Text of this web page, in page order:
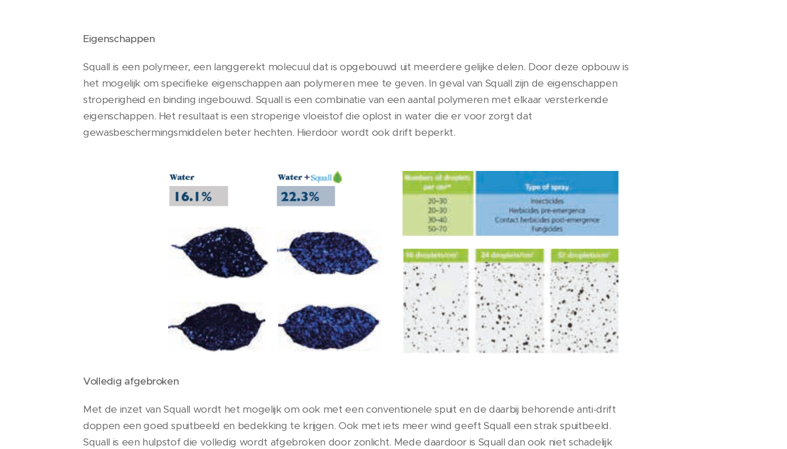
Eigenschappen
Squall is een polymeer, een langgerekt molecuul dat is opgebouwd uit meerdere gelijke delen. Door deze opbouw is
het mogelijk om specifieke eigenschappen aan polymeren mee te geven. In geval van Squall zijn de eigenschappen
stroperigheid en binding ingebouwd. Squall is een combinatie van een aantal polymeren met elkaar versterkende
eigenschappen. Het resultaat is een stroperige vloeistof die oplost in water die er voor zorgt dat
gewasbeschermingsmiddelen beter hechten. Hierdoor wordt ook drift beperkt.
Volledig afgebroken
Met de inzet van Squall wordt het mogelijk om ook met een conventionele spuit en de daarbij behorende anti-drift
doppen een goed spuitbeeld en bedekking te krijgen. Ook met iets meer wind geeft Squall een strak spuitbeeld.
Squall is een hulpstof die volledig wordt afgebroken door zonlicht. Mede daardoor is Squall dan ook niet schadelijk